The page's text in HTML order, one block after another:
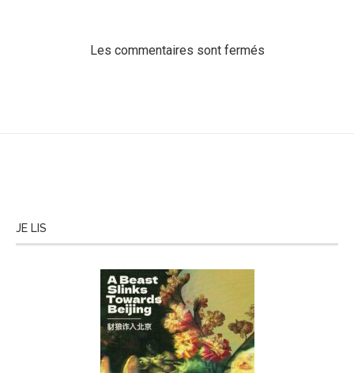
Les commentaires sont fermés
JE LIS